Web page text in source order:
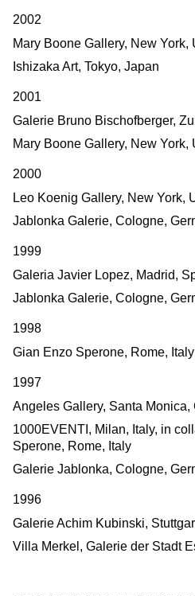
2002
Mary Boone Gallery, New York,
Ishizaka Art, Tokyo, Japan
2001
Galerie Bruno Bischofberger,
Mary Boone Gallery, New York,
2000
Leo Koenig Gallery, New York,
Jablonka Galerie, Cologne,
1999
Galeria Javier Lopez, Madrid,
Jablonka Galerie, Cologne,
1998
Gian Enzo Sperone, Rome, Italy
1997
Angeles Gallery, Santa Monica,
1000EVENTI, Milan, Italy, in
Sperone, Rome, Italy
Galerie Jablonka, Cologne,
1996
Galerie Achim Kubinski,
Villa Merkel, Galerie der Stadt